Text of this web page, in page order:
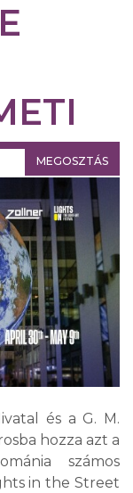
MEGOSZTÁS
és a G. M.
hozza azt a
számos
in the Street